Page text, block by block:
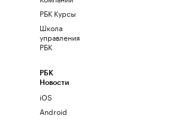
РБК Курсы
Школа
управления
РБК
РБК
Новости
iOS
Android